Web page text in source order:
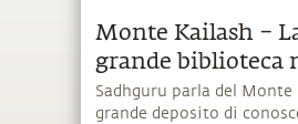
Monte Kailash –
grande biblioteca
Sadhguru parla del Monte
grande deposito di